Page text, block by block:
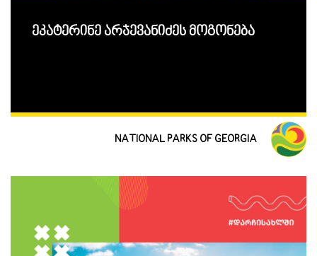
ეკატერინე არჯევანიძეს მოგონება
NATIONAL PARKS OF GEORGIA